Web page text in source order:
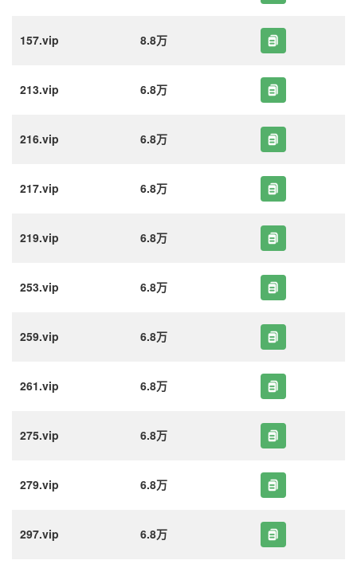
157.vip 8.8万
213.vip 6.8万
216.vip 6.8万
217.vip 6.8万
219.vip 6.8万
253.vip 6.8万
259.vip 6.8万
261.vip 6.8万
275.vip 6.8万
279.vip 6.8万
297.vip 6.8万